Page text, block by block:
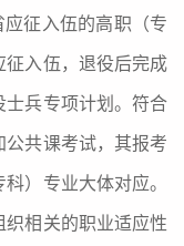
征入伍的高职（专
征入伍，退役后完成
士兵专项计划。符合
公共课考试，其报考
）专业大体对应。
织相关的职业适应性